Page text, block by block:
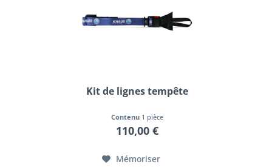
Kit de lignes tempête
Contenu 1 pièce
110,00 €
Mémoriser